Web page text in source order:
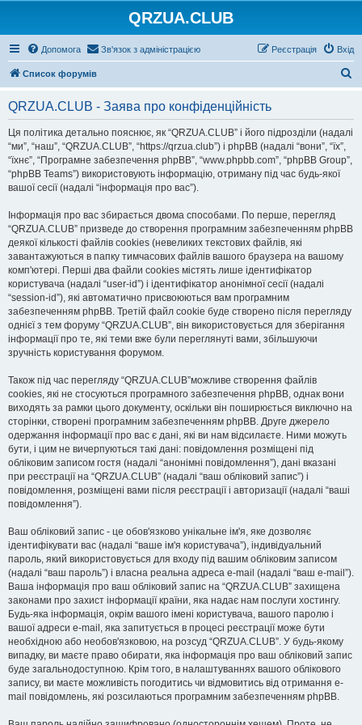
QRZUA.CLUB
Допомога Зв'язок з адміністрацією Вхід
Реєстрація
Список форумів
QRZUA.CLUB - Заява про конфіденційність
Ця політика детально пояснює, як “QRZUA.CLUB” і його підрозділи (надалі
“ми”, “наш”, “QRZUA.CLUB”, “https://qrzua.club”) і phpBB (надалі “вони”, “їх”,
“їхнє”, “Програмне забезпечення phpBB”, “www.phpbb.com”, “phpBB Group”,
“phpBB Teams”) використовують інформацію, отриману під час будь-якої
вашої сесії (надалі “інформація про вас”).
Інформація про вас збирається двома способами. По перше, перегляд
“QRZUA.CLUB” призведе до створення програмним забезпеченням phpBB
деякої кількості файлів cookies (невеликих текстових файлів, які
завантажуються в папку тимчасових файлів вашого браузера на вашому
комп'ютері. Перші два файли cookies містять лише ідентифікатор
користувача (надалі “user-id”) і ідентифікатор анонімної сесії (надалі
“session-id”), які автоматично присвоюються вам програмним
забезпеченням phpBB. Третій файл cookie буде створено після перегляду
однієї з тем форуму “QRZUA.CLUB”, він використовується для зберігання
інформації про те, які теми вже були переглянуті вами, збільшуючи
зручність користування форумом.
Також під час перегляду “QRZUA.CLUB”можливе створення файлів
cookies, які не стосуються програмного забезпечення phpBB, однак вони
виходять за рамки цього документу, оскільки він поширюється виключно на
сторінки, створені програмним забезпеченням phpBB. Друге джерело
одержання інформації про вас є дані, які ви нам відсилаєте. Ними можуть
бути, і цим не вичерпуються такі дані: повідомлення розміщені під
обліковим записом гостя (надалі “анонімні повідомлення”), дані вказані
при реєстрації на “QRZUA.CLUB” (надалі “ваш обліковий запис”) і
повідомлення, розміщені вами після реєстрації і авторизації (надалі “ваші
повідомлення”).
Ваш обліковий запис - це обов'язково унікальне ім'я, яке дозволяє
ідентифікувати вас (надалі “ваше ім'я користувача”), індивідуальний
пароль, який використовується для входу під вашим обліковим записом
(надалі “ваш пароль”) і власна реальна адреса e-mail (надалі “ваш e-mail”).
Ваша інформація про ваш обліковий запис на “QRZUA.CLUB” захищена
законами про захист інформації країни, яка надає нам послуги хостингу.
Будь-яка інформація, окрім вашого імені користувача, вашого паролю і
вашої адреси e-mail, яка запитується в процесі реєстрації може бути
необхідною або необов'язковою, на розсуд “QRZUA.CLUB”. У будь-якому
випадку, ви маєте право обирати, яка інформація про ваш обліковий запис
буде загальнодоступною. Крім того, в налаштуваннях вашого облікового
запису, ви маєте можливість погодитись чи відмовитись від отримання e-
mail повідомлень, які розсилаються програмним забезпеченням phpBB.